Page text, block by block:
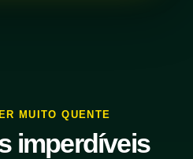
MUITO QUENTE
imperdíveis